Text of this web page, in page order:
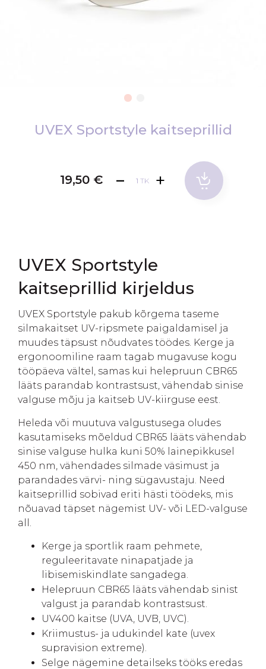
UVEX Sportstyle kaitseprillid
19,50 € TK
UVEX Sportstyle
kaitseprillid kirjeldus
UVEX Sportstyle pakub kõrgema taseme
silmakaitset UV-ripsmete paigaldamisel ja
muudes täpsust nõudvates töödes. Kerge ja
ergonoomiline raam tagab mugavuse kogu
tööpäeva vältel, samas kui helepruun CBR65
lääts parandab kontrastsust, vähendab sinise
valguse mõju ja kaitseb UV-kiirguse eest.
Heleda või muutuva valgustusega oludes
kasutamiseks mõeldud CBR65 lääts vähendab
sinise valguse hulka kuni 50% lainepikkusel
450 nm, vähendades silmade väsimust ja
parandades värvi- ning sügavustaju. Need
kaitseprillid sobivad eriti hästi töödeks, mis
nõuavad täpset nägemist UV- või LED-valguse
all.
Kerge ja sportlik raam pehmete,
reguleeritavate ninapatjade ja
libisemiskindlate sangadega.
Helepruun CBR65 lääts vähendab sinist
valgust ja parandab kontrastsust.
UV400 kaitse (UVA, UVB, UVC).
Kriimustus- ja udukindel kate (uvex
supravision extreme).
Selge nägemine detailseks tööks eredas